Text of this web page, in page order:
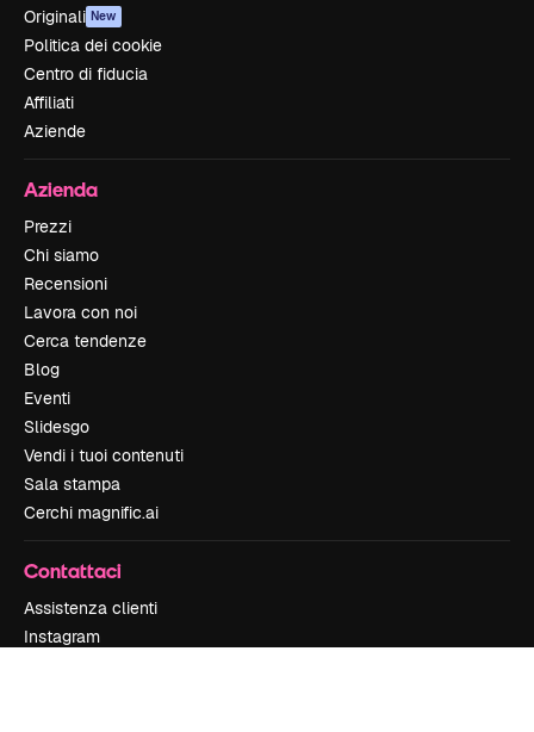
Originali New
Politica dei cookie
Centro di fiducia
Affiliati
Aziende
Azienda
Prezzi
Chi siamo
Recensioni
Lavora con noi
Cerca tendenze
Blog
Eventi
Slidesgo
Vendi i tuoi contenuti
Sala stampa
Cerchi magnific.ai
Contattaci
Assistenza clienti
Instagram